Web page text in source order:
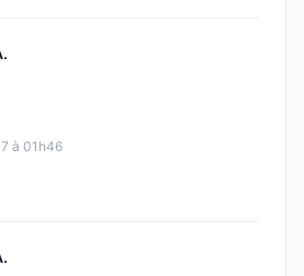
à 01h46